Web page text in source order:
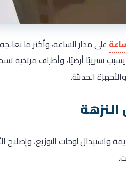
على مدار الساعة، وأكثر ما
تسريبًا أرضيًا، وأطراف مرتخية
الحديثة.
واستبدال لوحات التوزيع، وإصلاح